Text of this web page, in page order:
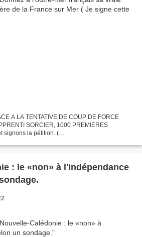
A LA TENTATIVE DE COUP DE FORCE
SORCIER, 1000 PREMIERES
signons la pétition. (
: le «non» à l'indépendance